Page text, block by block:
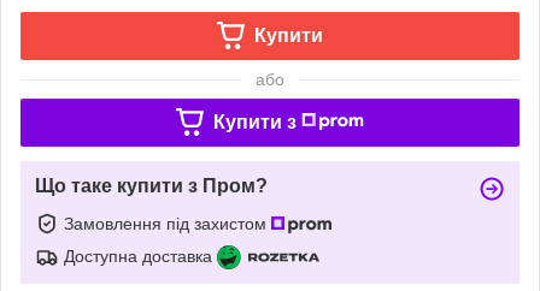
Купити
або
Купити з
Що таке купити з Пром?
Замовлення під захистом
Доступна доставка